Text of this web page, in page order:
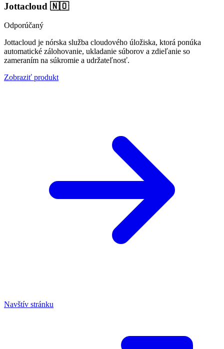
Jottacloud 🇳🇴
Odporúčaný
Jottacloud je nórska služba cloudového úložiska, ktorá ponúka
automatické zálohovanie, ukladanie súborov a zdieľanie so
zameraním na súkromie a udržateľnosť.
Zobraziť produkt
Navštív stránku